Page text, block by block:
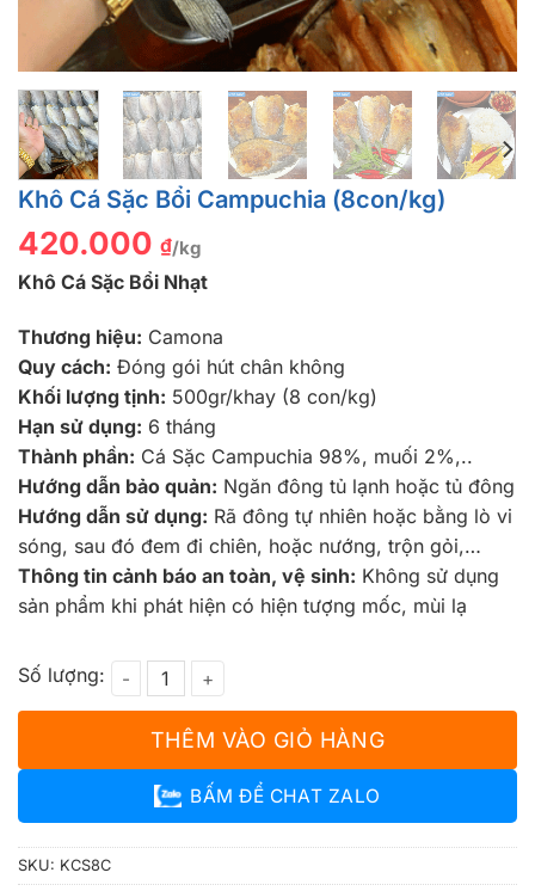
Khô Cá Sặc Bổi Campuchia (8con/kg)
420.000 ₫/kg
Khô Cá Sặc Bổi Nhạt
Thương hiệu: Camona
Quy cách: Đóng gói hút chân không
Khối lượng tịnh: 500gr/khay (8 con/kg)
Hạn sử dụng: 6 tháng
Thành phần: Cá Sặc Campuchia 98%, muối 2%,..
Hướng dẫn bảo quản: Ngăn đông tủ lạnh hoặc tủ đông
Hướng dẫn sử dụng: Rã đông tự nhiên hoặc bằng lò vi
sóng, sau đó đem đi chiên, hoặc nướng, trộn gỏi,…
Thông tin cảnh báo an toàn, vệ sinh: Không sử dụng
sản phẩm khi phát hiện có hiện tượng mốc, mùi lạ
Khô Cá Sặc Bổi Campuchia (8con/kg) số lượng
THÊM VÀO GIỎ HÀNG
BẤM ĐỂ CHAT ZALO
SKU: KCS8C